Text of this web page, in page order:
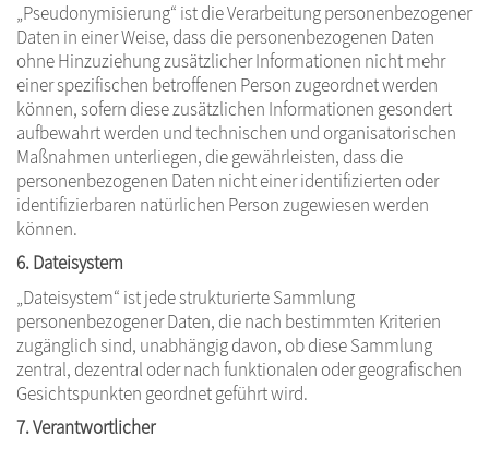
„Pseudonymisierung“ ist die Verarbeitung personenbezogener
Daten in einer Weise, dass die personenbezogenen Daten
ohne Hinzuziehung zusätzlicher Informationen nicht mehr
einer spezifischen betroffenen Person zugeordnet werden
können, sofern diese zusätzlichen Informationen gesondert
aufbewahrt werden und technischen und organisatorischen
Maßnahmen unterliegen, die gewährleisten, dass die
personenbezogenen Daten nicht einer identifizierten oder
identifizierbaren natürlichen Person zugewiesen werden
können.
6. Dateisystem
„Dateisystem“ ist jede strukturierte Sammlung
personenbezogener Daten, die nach bestimmten Kriterien
zugänglich sind, unabhängig davon, ob diese Sammlung
zentral, dezentral oder nach funktionalen oder geografischen
Gesichtspunkten geordnet geführt wird.
7. Verantwortlicher